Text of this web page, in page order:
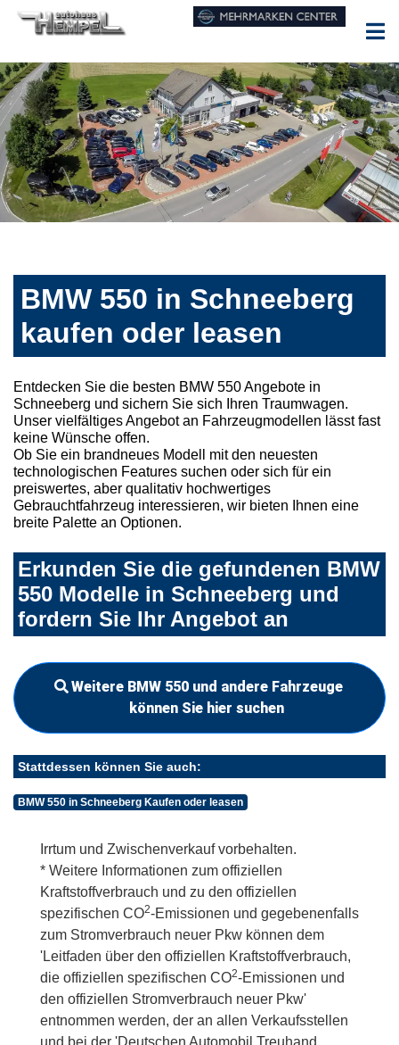
BMW 550 in Schneeberg
kaufen oder leasen
Entdecken Sie die besten BMW 550 Angebote in
Schneeberg und sichern Sie sich Ihren Traumwagen.
Unser vielfältiges Angebot an Fahrzeugmodellen lässt fast
keine Wünsche offen.
Ob Sie ein brandneues Modell mit den neuesten
technologischen Features suchen oder sich für ein
preiswertes, aber qualitativ hochwertiges
Gebrauchtfahrzeug interessieren, wir bieten Ihnen eine
breite Palette an Optionen.
Erkunden Sie die gefundenen BMW
550 Modelle in Schneeberg und
fordern Sie Ihr Angebot an
Weitere BMW 550 und andere Fahrzeuge
können Sie hier suchen
Stattdessen können Sie auch:
BMW 550 in Schneeberg Kaufen oder leasen
Irrtum und Zwischenverkauf vorbehalten.
* Weitere Informationen zum offiziellen
Kraftstoffverbrauch und zu den offiziellen
spezifischen CO2-Emissionen und gegebenenfalls
zum Stromverbrauch neuer Pkw können dem
'Leitfaden über den offiziellen Kraftstoffverbrauch,
die offiziellen spezifischen CO2-Emissionen und
den offiziellen Stromverbrauch neuer Pkw'
entnommen werden, der an allen Verkaufsstellen